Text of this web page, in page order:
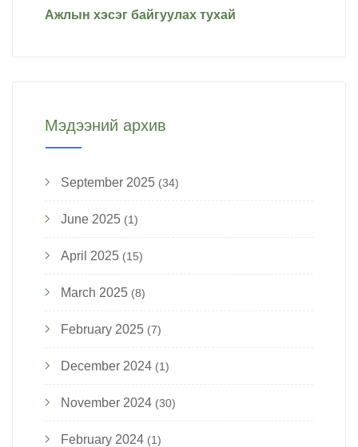
Ажлын хэсэг байгуулах тухай
Мэдээний архив
September 2025 (34)
June 2025 (1)
April 2025 (15)
March 2025 (8)
February 2025 (7)
December 2024 (1)
November 2024 (30)
February 2024 (1)